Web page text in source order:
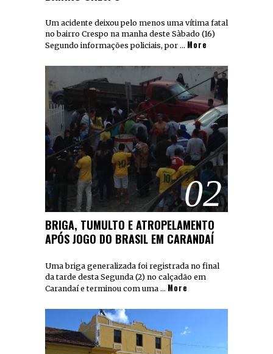
Um acidente deixou pelo menos uma vítima fatal
no bairro Crespo na manha deste Sàbado (16)
Segundo informações policiais, por … More
02
BRIGA, TUMULTO E ATROPELAMENTO
APÓS JOGO DO BRASIL EM CARANDAÍ
Uma briga generalizada foi registrada no final
da tarde desta Segunda (2) no calçadão em
Carandaí e terminou com uma … More